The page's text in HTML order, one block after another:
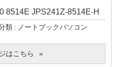
8514E JPS241Z-8514E-H
類
ノートブックパソコン
はこちら